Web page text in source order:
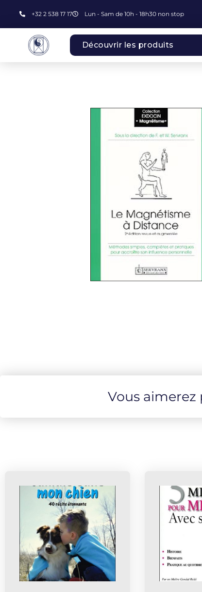
+32 2 538 17 17 Lun - Sam de 10h - 18h30 non stop
Découvrir les produits
Vous aimerez